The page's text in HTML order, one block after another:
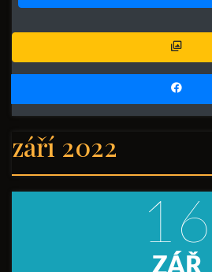
září 2022
16
ZÁŘ